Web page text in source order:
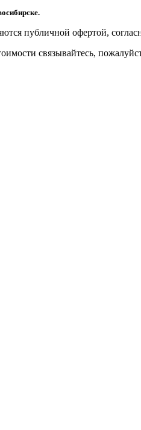
публичнoй офeртой,
связывaйтесь,